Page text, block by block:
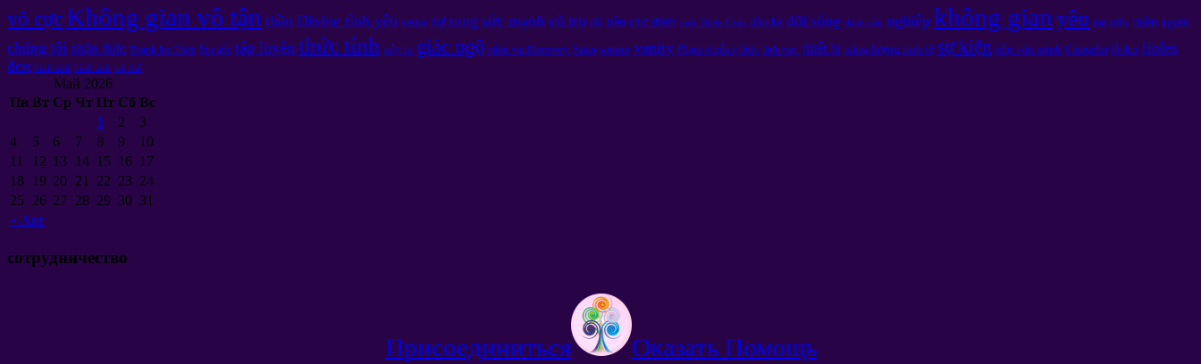
vô cựcKhông gian vô tận thần Divine tình yêu vector sự rung sức mạnh vũ trụ tội tiền chư thiên một Thiên Chúa đàn bà đời sống đánh vần nghiệp không gianyêu ma trận thiền người
chúng tôi nhận thức Thanh lọc Thức Sin gốc tập luyện thức tỉnh xảy ra giác ngộ niềm vui Discovery Satan somato vanity Phạm vi của ý thức lĩnh vực. thiết bị năng lượng tinh tế sự kiện nền văn minh Chingeltei lỗ đen Holes
đen hình ảnh hình ảnh vật thể
Май 2026
Пн Вт Ср Чт Пт Сб Вс
« Авг
1 2
3
4
5 6 7 8 9
10
11
12 13 14 15 16 17
18
19 20 21 22 23 24
25 26 27 28 29 30 31
сотрудничество
Присоединиться Оказать Помощь